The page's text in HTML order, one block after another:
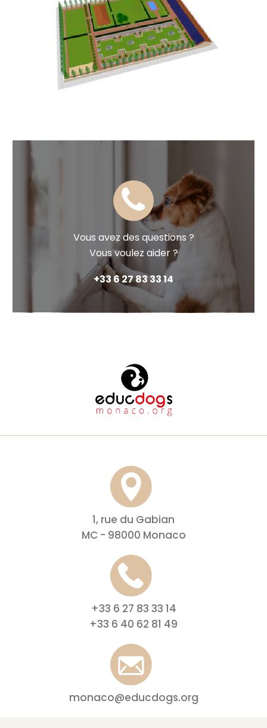


Vous avez des questions ?
Vous voulez aider ?
+33 6 27 83 33 14
1, rue du Gabian
MC - 98000 Monaco
+33 6 27 83 33 14
+33 6 40 62 81 49
monaco@educdogs.org